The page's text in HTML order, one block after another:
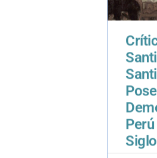
Perú
11 de